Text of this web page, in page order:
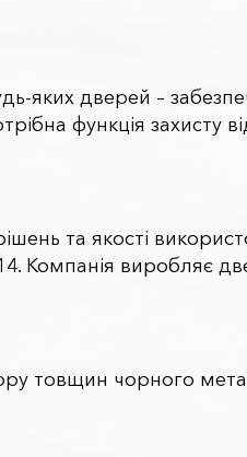
яких дверей –
функція захисту
та якості
Компанія виробляє
товщин чорного